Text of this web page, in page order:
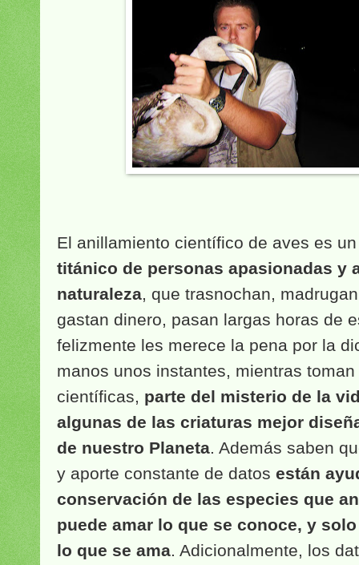
El anillamiento científico de aves es
titánico de personas apasionadas y
naturaleza, que trasnochan,
gastan dinero, pasan largas horas de
felizmente les merece la pena por la
manos unos instantes, mientras
científicas, parte del misterio de la
algunas de las criaturas mejor
de nuestro Planeta. Además saben
y aporte constante de datos están
conservación de las especies que
puede amar lo que se conoce, y
lo que se ama. Adicionalmente, los